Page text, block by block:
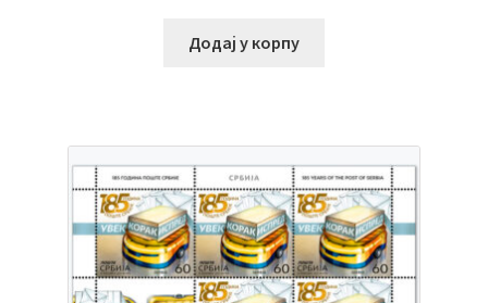
Додај у корпу